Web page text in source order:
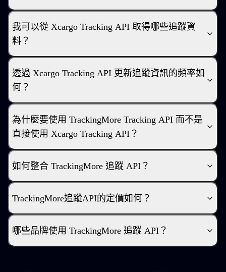
我可以從 Xcargo Tracking API 取得哪些追蹤資
料？
透過 Xcargo Tracking API 更新追蹤資訊的頻率如
何？
為什麼要使用 TrackingMore Tracking API 而不是
直接使用 Xcargo Tracking API？
如何整合 TrackingMore 追蹤 API？
TrackingMore追蹤API的定價如何？
哪些品牌使用 TrackingMore 追蹤 API？